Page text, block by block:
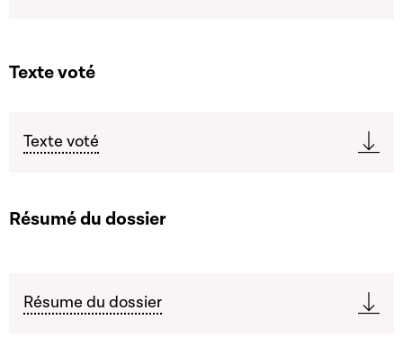
Texte voté
Texte voté
Résumé du dossier
Résume du dossier